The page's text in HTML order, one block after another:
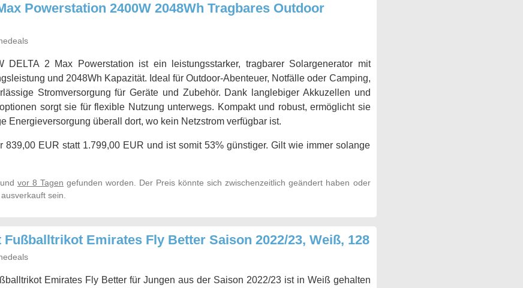
Powerstation 2400W 2048Wh Tragbares Outdoor
DELTA 2 Max Powerstation ist ein leistungsstarker, tragbarer Solargenerator mit
und 2048Wh Kapazität. Ideal für Outdoor-Abenteuer, Notfälle oder Camping,
Stromversorgung für Geräte und Zubehör. Dank langlebiger Akkuzellen und
sorgt sie für flexible Nutzung unterwegs. Kompakt und robust, ermöglicht sie
Energieversorgung überall dort, wo kein Netzstrom verfügbar ist.
839,00 EUR statt 1.799,00 EUR und ist somit 53% günstiger. Gilt wie immer solange
vor 8 Tagen gefunden worden. Der Preis könnte sich zwischenzeitlich geändert haben oder
sein.
Emirates Fly Better Saison 2022/23, Weiß, 128
Emirates Fly Better für Jungen aus der Saison 2022/23 ist in Weiß gehalten